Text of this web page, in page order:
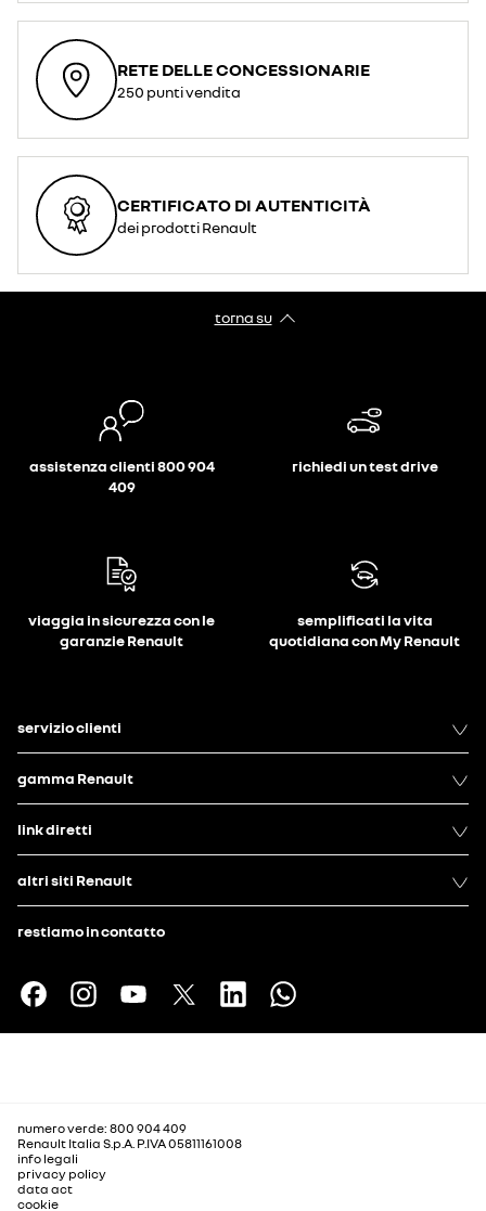
RETE DELLE CONCESSIONARIE
250 punti vendita
CERTIFICATO DI AUTENTICITÀ
dei prodotti Renault
torna su
assistenza clienti 800 904
409
richiedi un test drive
viaggia in sicurezza con le
garanzie Renault
semplificati la vita
quotidiana con My Renault
servizio clienti
gamma Renault
link diretti
altri siti Renault
restiamo in contatto
numero verde: 800 904 409
Renault Italia S.p.A. P.IVA 05811161008
info legali
privacy policy
data act
cookie